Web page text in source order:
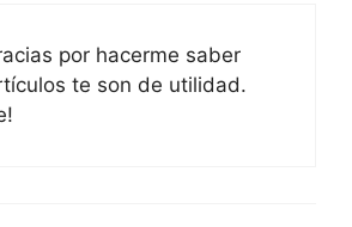
por hacerme saber
te son de utilidad.